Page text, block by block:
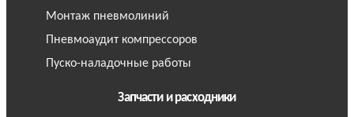
Монтаж пневмолиний
Пневмоаудит компрессоров
Пуско-наладочные работы
Запчасти и расходники